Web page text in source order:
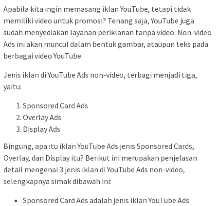
Apabila kita ingin memasang iklan YouTube, tetapi tidak
memiliki video untuk promosi? Tenang saja, YouTube juga
sudah menyediakan layanan periklanan tanpa video. Non-video
Ads ini akan muncul dalam bentuk gambar, ataupun teks pada
berbagai video YouTube.
Jenis iklan di YouTube Ads non-video, terbagi menjadi tiga,
yaitu:
Sponsored Card Ads
Overlay Ads
Display Ads
Bingung, apa itu iklan YouTube Ads jenis Sponsored Cards,
Overlay, dan Display itu? Berikut ini merupakan penjelasan
detail mengenai 3 jenis iklan di YouTube Ads non-video,
selengkapnya simak dibawah ini:
Sponsored Card Ads adalah jenis iklan YouTube Ads